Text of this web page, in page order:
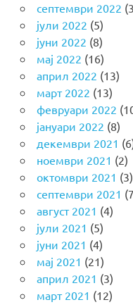
септември 2022
јули 2022 (5)
јуни 2022 (8)
мај 2022 (16)
април 2022 (13)
март 2022 (13)
февруари 2022
јануари 2022 (8)
декември 2021
ноември 2021 (2)
октомври 2021 (3)
септември 2021
август 2021 (4)
јули 2021 (5)
јуни 2021 (4)
мај 2021 (21)
април 2021 (3)
март 2021 (12)